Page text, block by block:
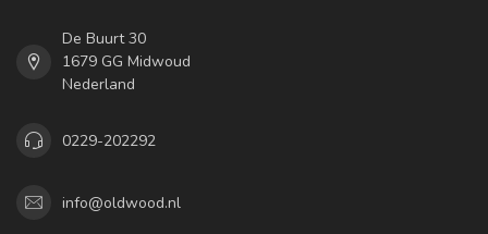
De Buurt 30
1679 GG Midwoud
Nederland
0229-202292
info@oldwood.nl